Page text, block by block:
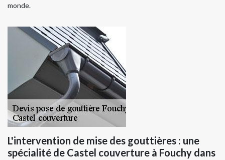
monde.
L'intervention de mise des gouttières : une
spécialité de Castel couverture à Fouchy dans